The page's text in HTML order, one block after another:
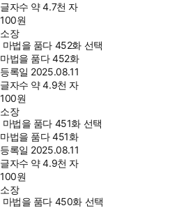
글자수 약 4.7천 자
100원
소장
마법을 품다 452화 선택
마법을 품다 452화
등록일 2025.08.11
글자수 약 4.9천 자
100원
소장
마법을 품다 451화 선택
마법을 품다 451화
등록일 2025.08.11
글자수 약 4.9천 자
100원
소장
마법을 품다 450화 선택